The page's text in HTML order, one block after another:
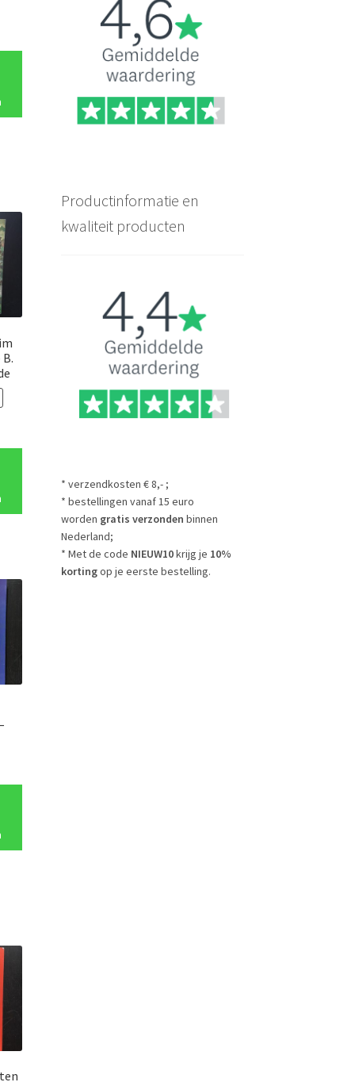
Productinformatie en
kwaliteit producten
* verzendkosten € 8,- ;
* bestellingen vanaf 15 euro
worden gratis verzonden binnen
Nederland;
* Met de code NIEUW10krijg je 10%
kortingop je eerste bestelling.